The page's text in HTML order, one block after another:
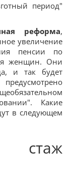
период"
реформа,
увеличение
пенсии по
женщин. Они
и так будет
Какие
в следующем
стаж